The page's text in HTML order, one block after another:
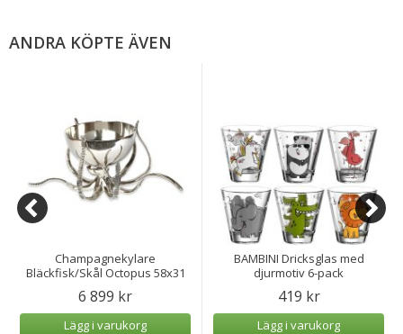
ANDRA KÖPTE ÄVEN
Champagnekylare
Bläckfisk/Skål Octopus 58x31
cm
6 899 kr
Lägg i varukorg
BAMBINI Dricksglas med
djurmotiv 6-pack
419 kr
Lägg i varukorg